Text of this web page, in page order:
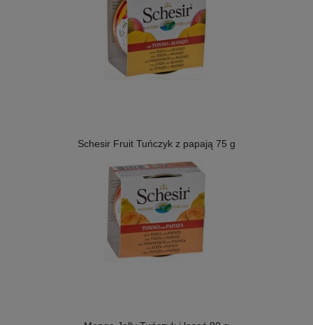
Schesir Fruit Tuńczyk z papają 75 g